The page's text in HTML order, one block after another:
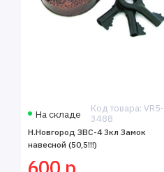
На складе
Код товара: VR5-
3488
Н.Новгород ЗВС-4 3кл Замок
навесной (50,5!!!)